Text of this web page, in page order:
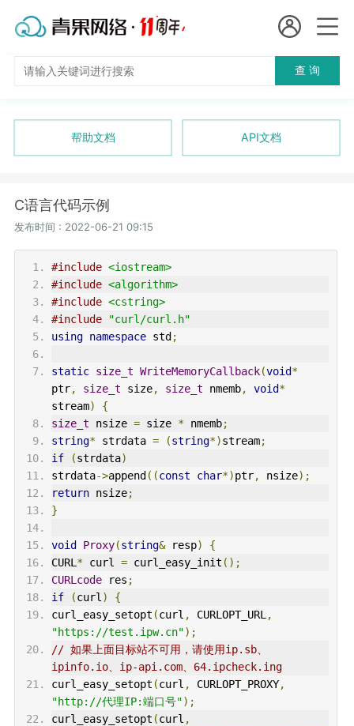
国
短效代理
隧道代理
独享代理
长效代理
进入控制台
退出
查 询
帮助文档 API文档
C语言代码示例
发布时间 : 2022-06-21 09:15
#include <iostream>
#include <algorithm>
#include <cstring>
#include
"curl/curl.h"
using namespacestd ;
static size_t WriteMemoryCallback(void*
ptr, size_t size, size_t nmemb, void*
stream)
{
size_t nsize =size *nmemb;
string*strdata = (string*)stream;
if
(strdata)
strdata->append ((const char*)ptr, nsize);
returnnsize;
}
void Proxy(string&resp)
{
CURL *curl =curl_easy_init ();
CURLcoderes ;
if
(curl )
{
curl_easy_setopt (curl , CURLOPT_URL ,
"https://test.ipw.cn");
// 如果上面目标站不可用，请使用ip.sb、
ipinfo.io、ip-api.com、64.ipcheck.ing
curl_easy_setopt (curl , CURLOPT_PROXY,
"http://代理IP:端口号");
curl_easy_setopt (curl ,